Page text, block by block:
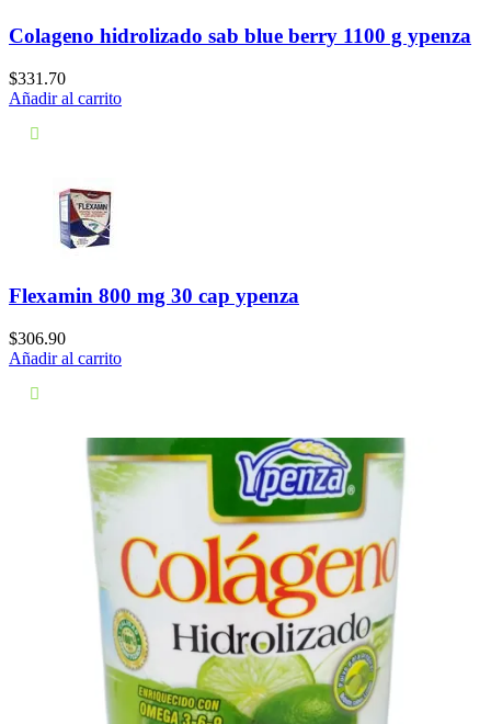
Colageno hidrolizado sab blue berry 1100 g ypenza
$331.70
Añadir al carrito
Flexamin 800 mg 30 cap ypenza
$306.90
Añadir al carrito